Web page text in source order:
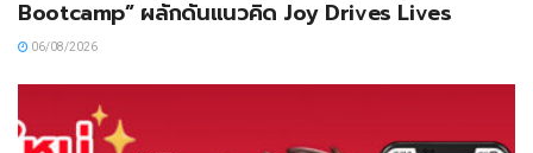
Bootcamp” ผลักดันแนวคิด Joy Drives Lives
06/08/2026